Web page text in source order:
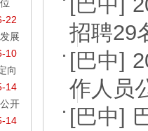
22
展
10
向
14
开
14
招聘29
[巴中]
作人员
[巴中]